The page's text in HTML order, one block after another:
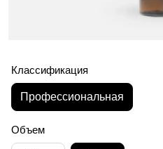
Классификация
Профессиональная
Объем